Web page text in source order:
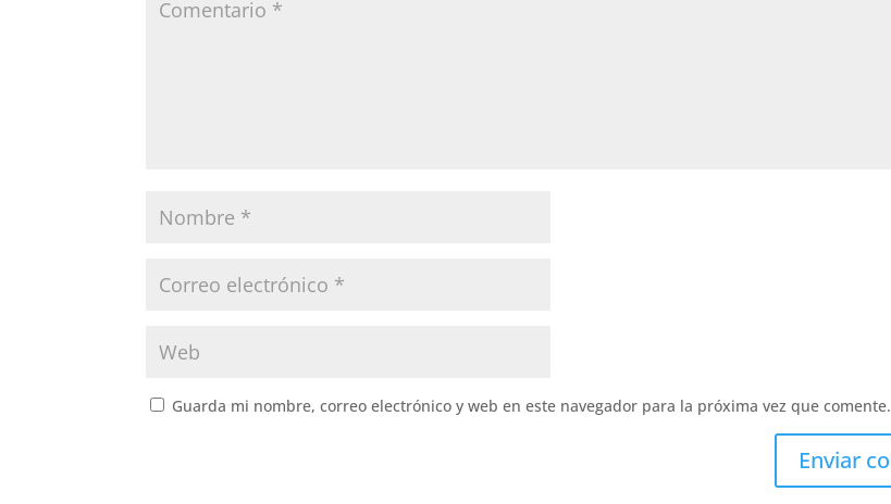
Guarda mi nombre, correo electrónico y web en este navegador para la próxima vez que comente.